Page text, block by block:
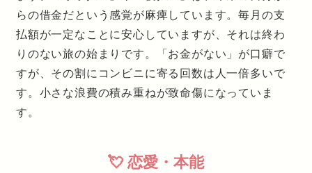
らの借金だという感覚が麻痺しています。毎月の支
払額が一定なことに安心していますが、それは終わ
りのない旅の始まりです。「お金がない」が口癖で
すが、その割にコンビニに寄る回数は人一倍多いで
す。小さな浪費の積み重ねが致命傷になっていま
す。
💘 恋愛・本能